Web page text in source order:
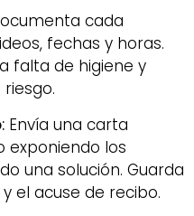
cada
fechas y horas.
falta de higiene y
Envía una carta
exponiendo los
una solución. Guarda
el acuse de recibo.